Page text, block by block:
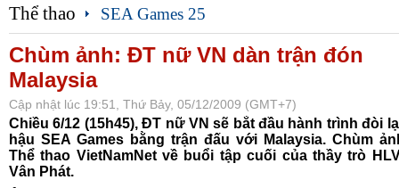
Thể thao SEA Games 25
Chùm ảnh: ĐT nữ VN dàn trận đón
Malaysia
Cập nhật lúc 19:51, Thứ Bảy, 05/12/2009 (GMT+7)
Chiều 6/12 (15h45), ĐT nữ VN sẽ bắt đầu hành trình đòi
hậu SEA Games bằng trận đấu với Malaysia. Chùm
Thể thao VietNamNet về buổi tập cuối của thầy trò
Vân Phát.